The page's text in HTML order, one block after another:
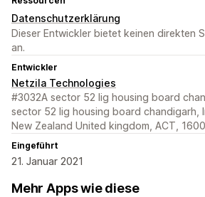
Datenschutzerklärung
Dieser Entwickler bietet keinen direkten
an.
Entwickler
Netzila Technologies
#3032A sector 52 lig housing board
sector 52 lig housing board chandigarh,
New Zealand United kingdom, ACT,
Eingeführt
21. Januar 2021
Mehr Apps wie diese